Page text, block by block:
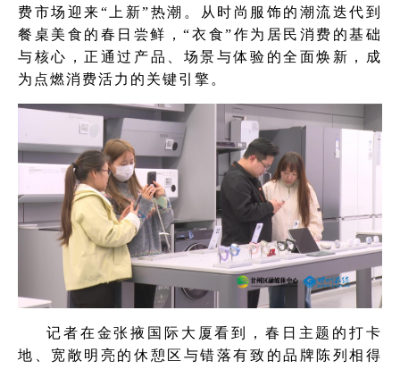
费市场迎来“上新”热潮。从时尚服饰的潮流迭代到
餐桌美食的春日尝鲜，“衣食”作为居民消费的基础
与核心，正通过产品、场景与体验的全面焕新，成
为点燃消费活力的关键引擎。
记者在金张掖国际大厦看到，春日主题的打卡
地、宽敞明亮的休憩区与错落有致的品牌陈列相得